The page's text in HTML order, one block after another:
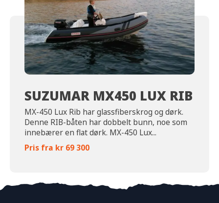
SUZUMAR MX450 LUX RIB
MX-450 Lux Rib har glassfiberskrog og dørk.
Denne RIB-båten har dobbelt bunn, noe som
innebærer en flat dørk. MX-450 Lux...
Pris fra kr 69 300